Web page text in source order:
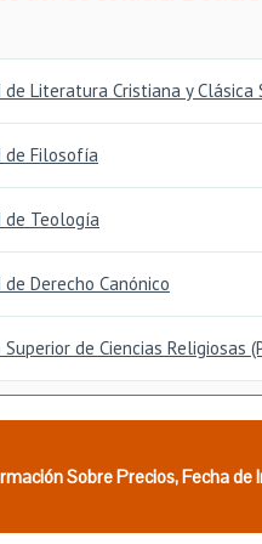
Literatura Cristiana y Clásica
de Filosofía
de Teología
Derecho Canónico
de Ciencias Religiosas
Sobre Precios, Fecha de